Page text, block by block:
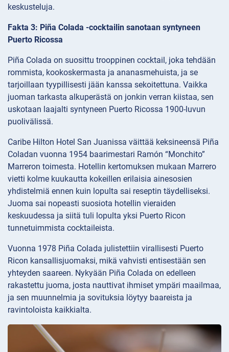
keskusteluja.
Fakta 3: Piña Colada -cocktailin sanotaan syntyneen
Puerto Ricossa
Piña Colada on suosittu trooppinen cocktail, joka tehdään
rommista, kookoskermasta ja ananasmehuista, ja se
tarjoillaan tyypillisesti jään kanssa sekoitettuna. Vaikka
juoman tarkasta alkuperästä on jonkin verran kiistaa, sen
uskotaan laajalti syntyneen Puerto Ricossa 1900-luvun
puolivälissä.
Caribe Hilton Hotel San Juanissa väittää keksineensä Piña
Coladan vuonna 1954 baarimestari Ramón “Monchito”
Marreron toimesta. Hotellin kertomuksen mukaan Marrero
vietti kolme kuukautta kokeillen erilaisia ainesosien
yhdistelmiä ennen kuin lopulta sai reseptin täydelliseksi.
Juoma sai nopeasti suosiota hotellin vieraiden
keskuudessa ja siitä tuli lopulta yksi Puerto Ricon
tunnetuimmista cocktaileista.
Vuonna 1978 Piña Colada julistettiin virallisesti Puerto
Ricon kansallisjuomaksi, mikä vahvisti entisestään sen
yhteyden saareen. Nykyään Piña Colada on edelleen
rakastettu juoma, josta nauttivat ihmiset ympäri maailmaa,
ja sen muunnelmia ja sovituksia löytyy baareista ja
ravintoloista kaikkialta.